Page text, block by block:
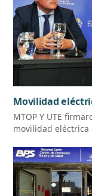
Movilidad
MTOP Y UTE
movilidad eléctrica